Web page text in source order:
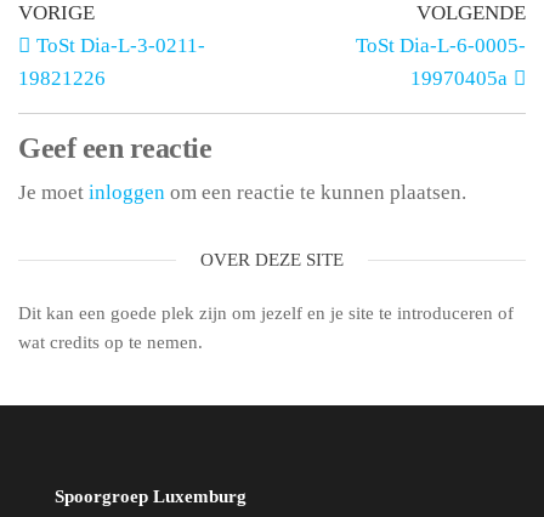
VORIGE
ToSt Dia-L-3-0211-
19821226
VOLGENDE
ToSt Dia-L-6-0005-
19970405a
Geef een reactie
Je moet inloggen om een reactie te kunnen plaatsen.
OVER DEZE SITE
Dit kan een goede plek zijn om jezelf en je site te introduceren of
wat credits op te nemen.
Spoorgroep Luxemburg